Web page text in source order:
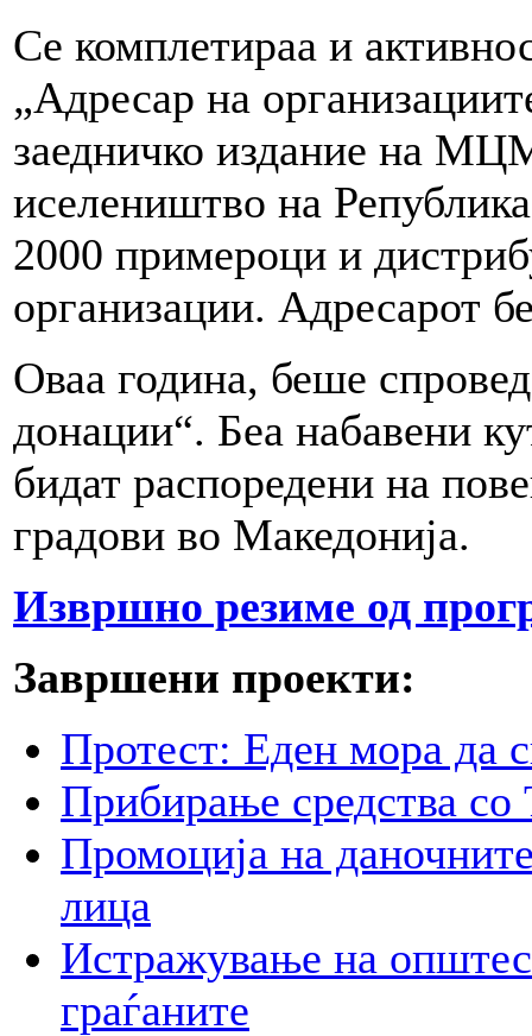
Се комплетираа и
„Адресар на
заедничко издание на
иселеништво на
2000 примероци и
организации. Адресарот
Оваа година, беше
донации“. Беа набавени
бидат распоредени на
градови во Македонија.
Извршно резиме од
Завршени проекти:
Протест: Еден мора да
Прибирање средства со
Промоција на
лица
Истражување на
граѓаните